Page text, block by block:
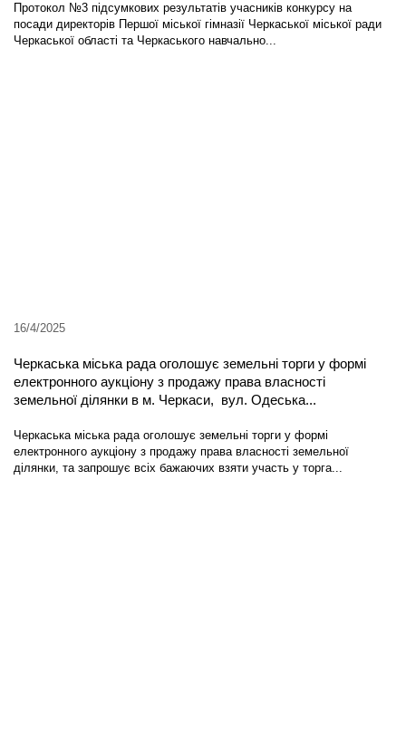
Протокол №3 підсумкових результатів учасників конкурсу на
посади директорів Першої міської гімназії Черкаської міської ради
Черкаської області та Черкаського навчально...
16/4/2025
Черкаська міська рада оголошує земельні торги у формі
електронного аукціону з продажу права власності
земельної ділянки в м. Черкаси, вул. Одеська...
Черкаська міська рада оголошує земельні торги у формі
електронного аукціону з продажу права власності земельної
ділянки, та запрошує всіх бажаючих взяти участь у торга...